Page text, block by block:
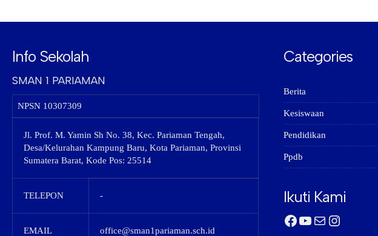
Info Sekolah
SMAN 1 PARIAMAN
NPSN 10307309
Jl. Prof. M. Yamin Sh No. 38, Kec. Pariaman Tengah,
Desa/Kelurahan Kampung Baru, Kota Pariaman, Provinsi
Sumatera Barat, Kode Pos: 25514
TELEPON -
EMAIL office@sman1pariaman.sch.id
Categories
Berita
Kesiswaan
Pendidikan
Ppdb
Ikuti Kami
Facebook
YouTube
MailInstagram